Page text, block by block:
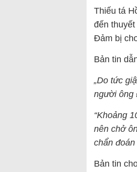
Thiếu tá
đến
Đảm bị
Bản tin
„Do tức
người ông
“Khoảng
nên chở
chẩn
Bản tin